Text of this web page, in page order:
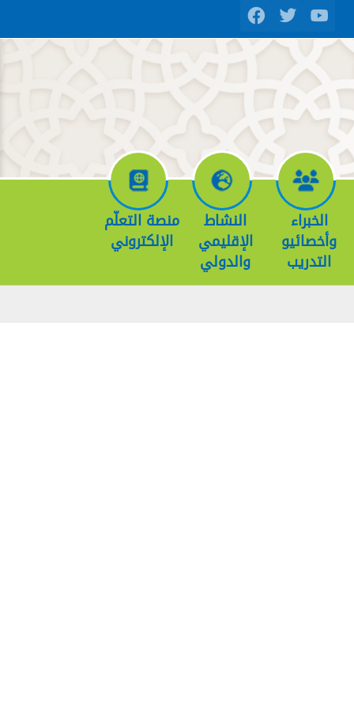
الخبراء
وأخصائيو
التدريب
النشاط
الإقليمي
والدولي
منصة التعلّم
الإلكتروني